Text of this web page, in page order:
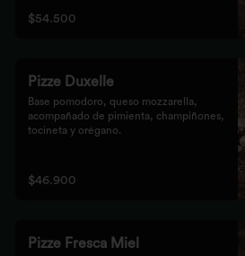
$54.500
Pizze Duxelle
Base pomodoro, queso mozzarella,
acompañado de pimienta, champiñones,
tocineta y orégano.
$46.900
Pizze Fresca Miel